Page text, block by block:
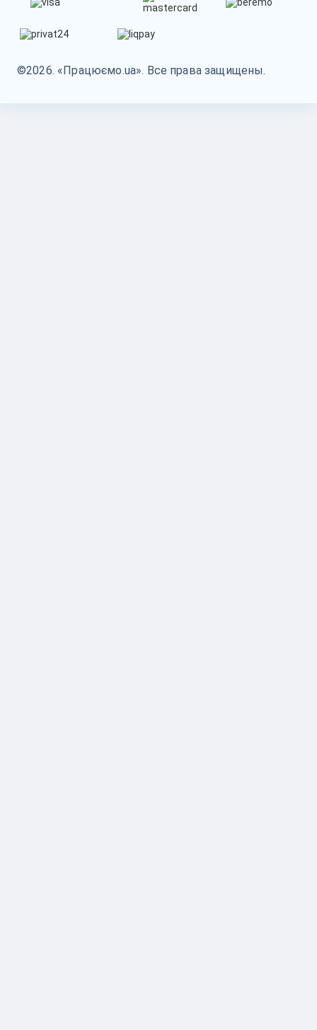
©2026. «Працюємо.ua». Все права защищены.